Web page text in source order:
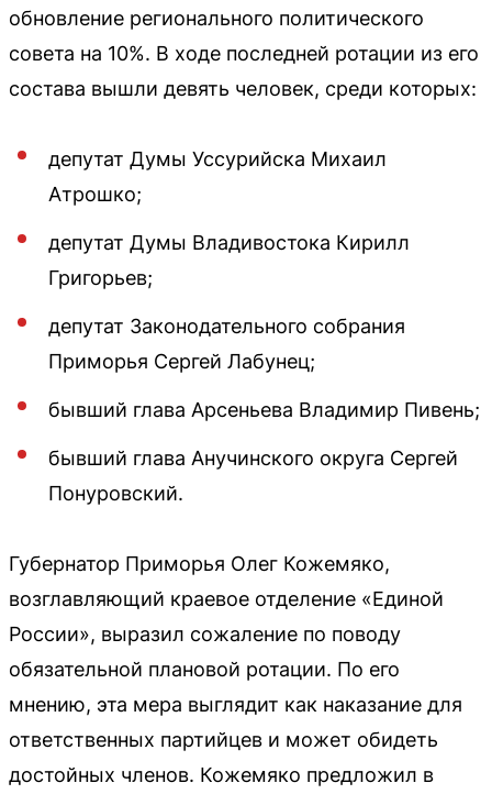
обновление регионального политического
совета на 10%. В ходе последней ротации из его
состава вышли девять человек, среди которых:
депутат Думы Уссурийска Михаил
Атрошко;
депутат Думы Владивостока Кирилл
Григорьев;
депутат Законодательного собрания
Приморья Сергей Лабунец;
бывший глава Арсеньева Владимир Пивень;
бывший глава Анучинского округа Сергей
Понуровский.
Губернатор Приморья Олег Кожемяко,
возглавляющий краевое отделение «Единой
России», выразил сожаление по поводу
обязательной плановой ротации. По его
мнению, эта мера выглядит как наказание для
ответственных партийцев и может обидеть
достойных членов. Кожемяко предложил в